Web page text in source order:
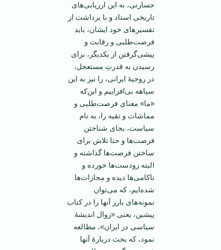
جسارتی، به این ارزیابی‌های
تاریخی استاد و با برداشت از
تفسیرهای خود ایشان، باید
فرصت‌طلبی و رقابت و
پیشی‌گرفتن از یکدیگر، برای
رسیدن به قدرتِ مستعجل،
در روحیۀ ایرانی، را نیز به این
سیاهه بی‌افزاییم و این‌که
«ما» معنای فرصت‌طلبی و
مماشات و تقیه را، به نام
سیاست، بجای شناختن
فرصت‌ها و حتا تلاش برای
ساختن فرصت‌ها گذاشته‌ و
البته رودست‌ها خورده و
ناکامی‌ها دیده و مجازات‌ها
شده‌ایم، که می‌توان
نمونه‌های بارز آنها را در کتاب
پیشین، یعنی «زوال اندیشۀ
سیاسی در ایران»، مطالعه
نمود، که بحث دربارۀ آنها